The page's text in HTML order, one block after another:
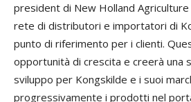
president di New Holland
rete di distributori e importatori di
punto di riferimento per i clienti.
opportunità di crescita e creerà una
sviluppo per Kongskilde e i suoi
progressivamente i prodotti nel